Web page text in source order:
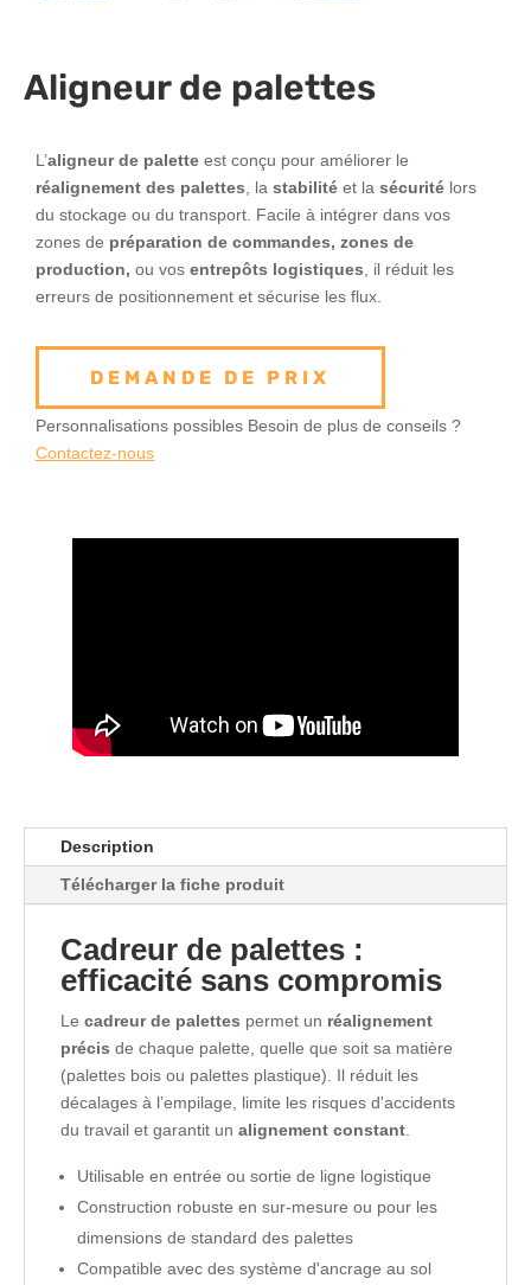
Aligneur de palettes
L’aligneur de palette est conçu pour améliorer le
réalignement des palettes, la stabilité et la sécurité lors
du stockage ou du transport. Facile à intégrer dans vos
zones de préparation de commandes, zones de
production, ou vos entrepôts logistiques, il réduit les
erreurs de positionnement et sécurise les flux.
DEMANDE DE PRIX
Personnalisations possibles Besoin de plus de conseils ?
Contactez-nous
Description
Télécharger la fiche produit
Cadreur de palettes :
efficacité sans compromis
Le cadreur de palettes permet un réalignement
précis de chaque palette, quelle que soit sa matière
(palettes bois ou palettes plastique). Il réduit les
décalages à l’empilage, limite les risques d'accidents
du travail et garantit un alignement constant
Utilisable en entrée ou sortie de ligne logistique
Construction robuste en sur-mesure ou pour les
dimensions de standard des palettes
Compatible avec des système d'ancrage au sol